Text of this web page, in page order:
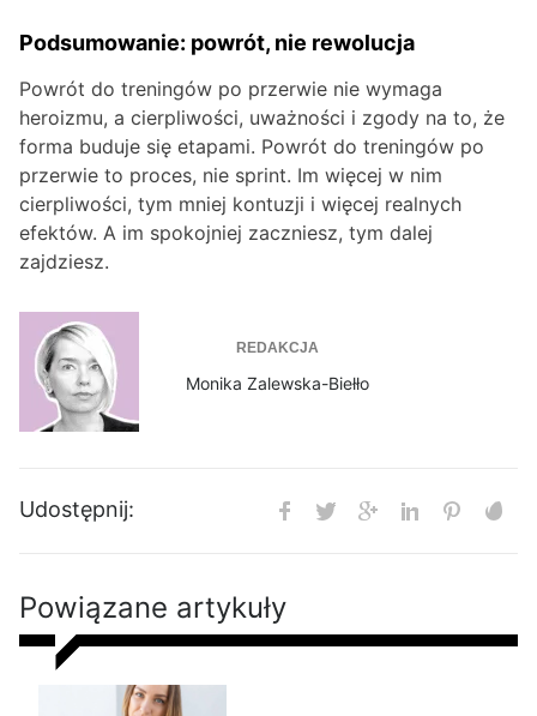
Podsumowanie: powrót, nie rewolucja
Powrót do treningów po przerwie nie wymaga
heroizmu, a cierpliwości, uważności i zgody na to, że
forma buduje się etapami. Powrót do treningów po
przerwie to proces, nie sprint. Im więcej w nim
cierpliwości, tym mniej kontuzji i więcej realnych
efektów. A im spokojniej zaczniesz, tym dalej
zajdziesz.
Monika Zalewska-Biełło
REDAKCJA
Udostępnij:
Powiązane artykuły